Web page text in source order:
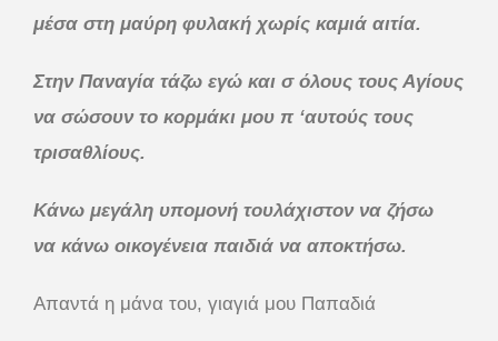
μέσα στη μαύρη φυλακή χωρίς καμιά αιτία.
Στην Παναγία τάζω εγώ και σ όλους τους Αγίους
να σώσουν το κορμάκι μου π ‘αυτούς τους
τρισαθλίους.
Κάνω μεγάλη υπομονή τουλάχιστον να ζήσω
να κάνω οικογένεια παιδιά να αποκτήσω.
Απαντά η μάνα του, γιαγιά μου Παπαδιά